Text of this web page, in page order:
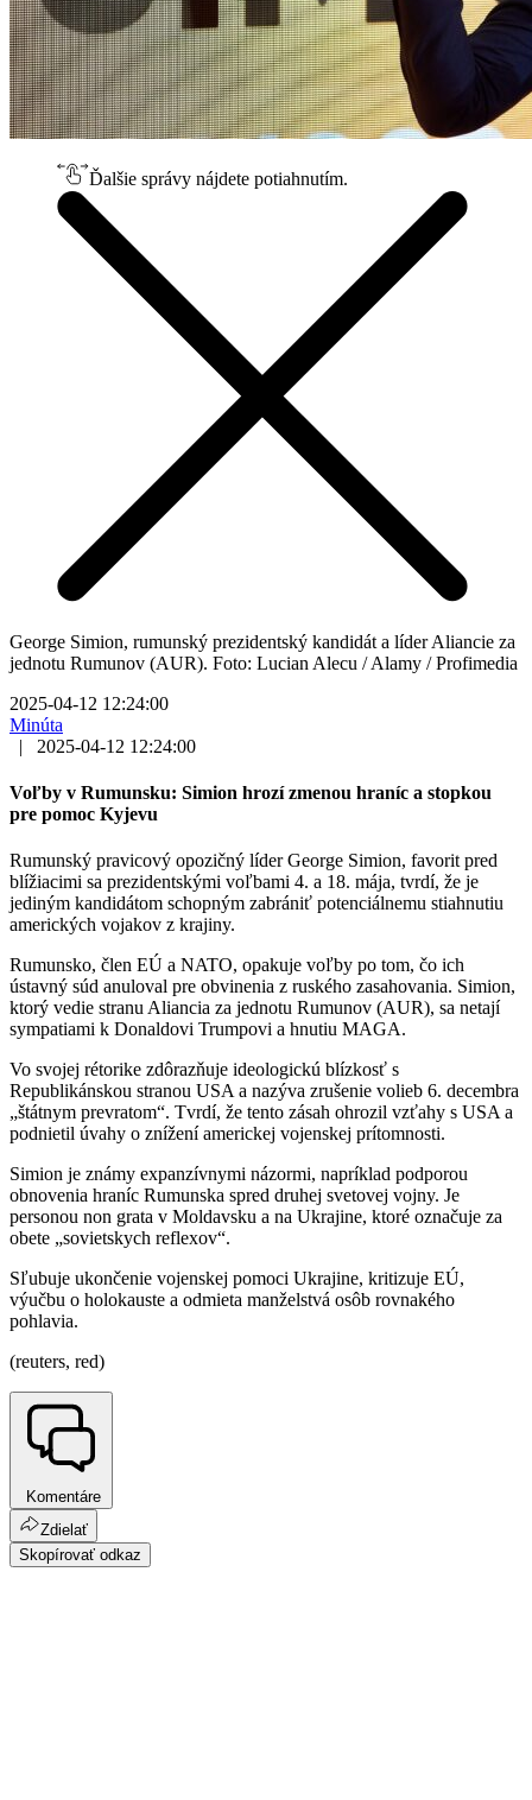
Ďalšie správy nájdete potiahnutím.
George Simion, rumunský prezidentský kandidát a líder Aliancie za
jednotu Rumunov (AUR). Foto: Lucian Alecu / Alamy / Profimedia
2025-04-12 12:24:00
Minúta
|
2025-04-12 12:24:00
Voľby v Rumunsku: Simion hrozí zmenou hraníc a stopkou
pre pomoc Kyjevu
Rumunský pravicový opozičný líder George Simion, favorit pred
blížiacimi sa prezidentskými voľbami 4. a 18. mája, tvrdí, že je
jediným kandidátom schopným zabrániť potenciálnemu stiahnutiu
amerických vojakov z krajiny.
Rumunsko, člen EÚ a NATO, opakuje voľby po tom, čo ich
ústavný súd anuloval pre obvinenia z ruského zasahovania. Simion,
ktorý vedie stranu Aliancia za jednotu Rumunov (AUR), sa netají
sympatiami k Donaldovi Trumpovi a hnutiu MAGA.
Vo svojej rétorike zdôrazňuje ideologickú blízkosť s
Republikánskou stranou USA a nazýva zrušenie volieb 6. decembra
„štátnym prevratom“. Tvrdí, že tento zásah ohrozil vzťahy s USA a
podnietil úvahy o znížení americkej vojenskej prítomnosti.
Simion je známy expanzívnymi názormi, napríklad podporou
obnovenia hraníc Rumunska spred druhej svetovej vojny. Je
personou non grata v Moldavsku a na Ukrajine, ktoré označuje za
obete „sovietskych reflexov“.
Sľubuje ukončenie vojenskej pomoci Ukrajine, kritizuje EÚ,
výučbu o holokauste a odmieta manželstvá osôb rovnakého
pohlavia.
(reuters, red)
Komentáre
Zdielať
Skopírovať odkaz